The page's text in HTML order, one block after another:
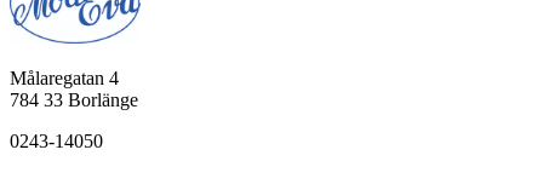
Målaregatan 4
784 33 Borlänge
0243-14050